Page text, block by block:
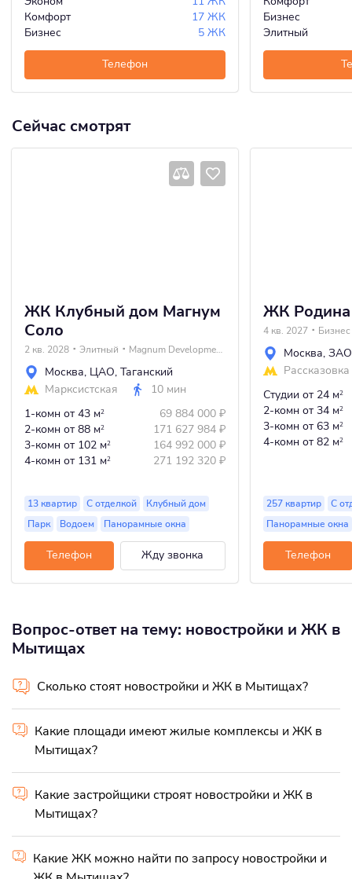
Комфорт
17 ЖК
Бизнес
5 ЖК
Телефон
Бизнес
Элитный
Сейчас смотрят
ЖК Клубный дом Магнум
Соло
2 кв. 2028 Элитный Magnum Development
Москва, ЦАО, Таганский
Марксистская
10 мин
1-комн от 43 м2 69 884 000 ₽
2-комн от 88 м2 171 627 984 ₽
3-комн от 102 м2 164 992 000 ₽
4-комн от 131 м2 271 192 320 ₽
13 квартир С отделкой
Клубный дом
Парк
Водоем Панорамные окна
Телефон Жду звонка
ЖК Родина
4 кв. 2027 Бизнес
Москва, ЗАО
Рассказовка
Студии от 24 м2
2-комн от 34 м2
3-комн от 63 м2
4-комн от 82 м2
257 квартир
С
Панорамные окна
Телефон
Вопрос-ответ на тему: новостройки и ЖК в
Мытищах
Сколько стоят новостройки и ЖК в Мытищах?
Какие площади имеют жилые комплексы и ЖК в
Мытищах?
Какие застройщики строят новостройки и ЖК в
Мытищах?
Какие ЖК можно найти по запросу новостройки и